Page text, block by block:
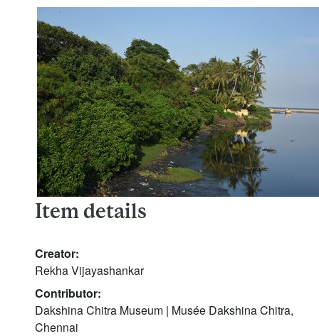
Item details
Creator:
Rekha Vijayashankar
Contributor:
Dakshina Chitra Museum | Musée Dakshina Chitra,
Chennai